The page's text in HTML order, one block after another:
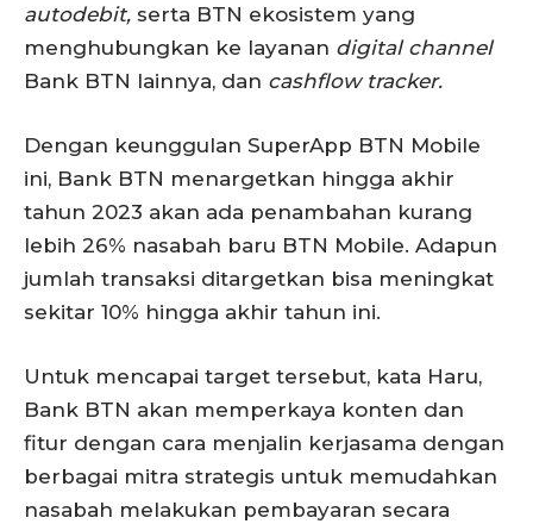
autodebit, serta BTN ekosistem yang
menghubungkan ke layanan digital channel
Bank BTN lainnya, dan cashflow tracker.
Dengan keunggulan SuperApp BTN Mobile
ini, Bank BTN menargetkan hingga akhir
tahun 2023 akan ada penambahan kurang
lebih 26% nasabah baru BTN Mobile. Adapun
jumlah transaksi ditargetkan bisa meningkat
sekitar 10% hingga akhir tahun ini.
Untuk mencapai target tersebut, kata Haru,
Bank BTN akan memperkaya konten dan
fitur dengan cara menjalin kerjasama dengan
berbagai mitra strategis untuk memudahkan
nasabah melakukan pembayaran secara